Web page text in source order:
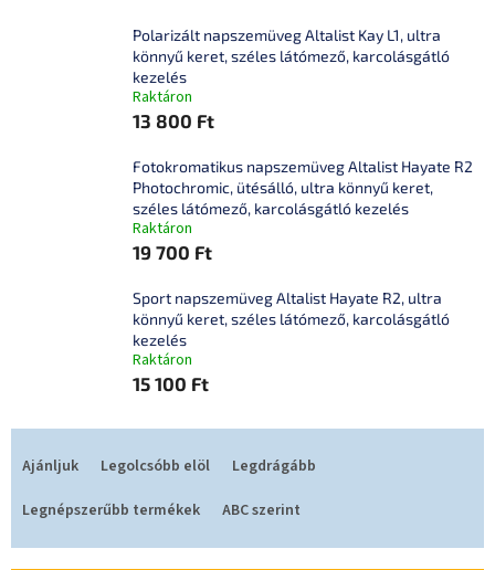
Polarizált napszemüveg Altalist Kay L1, ultra
könnyű keret, széles látómező, karcolásgátló
kezelés
Raktáron
13 800 Ft
Fotokromatikus napszemüveg Altalist Hayate R2
Photochromic, ütésálló, ultra könnyű keret,
széles látómező, karcolásgátló kezelés
Raktáron
19 700 Ft
Sport napszemüveg Altalist Hayate R2, ultra
könnyű keret, széles látómező, karcolásgátló
kezelés
Raktáron
15 100 Ft
m
Ajánljuk Legolcsóbb elöl
Legdrágább
Legnépszerűbb termékek
ABC szerint